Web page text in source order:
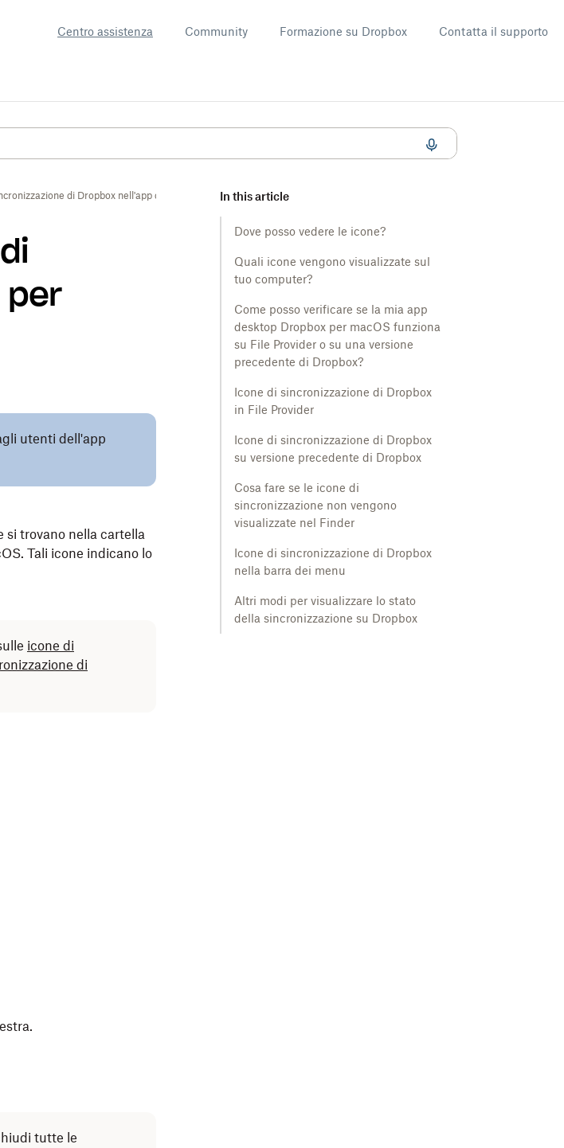
Centro assistenza Community Formazione su Dropbox Contatta il supporto
di Dropbox nell'app desktop per macOS
per
In this article
Dove posso vedere le icone?
Quali icone vengono visualizzate sul
tuo computer?
Come posso verificare se la mia app
desktop Dropbox per macOS funziona
su File Provider o su una versione
precedente di Dropbox?
Icone di sincronizzazione di Dropbox
in File Provider
Icone di sincronizzazione di Dropbox
su versione precedente di Dropbox
Cosa fare se le icone di
sincronizzazione non vengono
visualizzate nel Finder
Icone di sincronizzazione di Dropbox
nella barra dei menu
Altri modi per visualizzare lo stato
della sincronizzazione su Dropbox
utenti dell'app
si trovano nella cartella
Tali icone indicano lo
icone di
di
tutte le